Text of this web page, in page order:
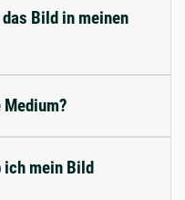
Bild in meinen
ich mein Bild